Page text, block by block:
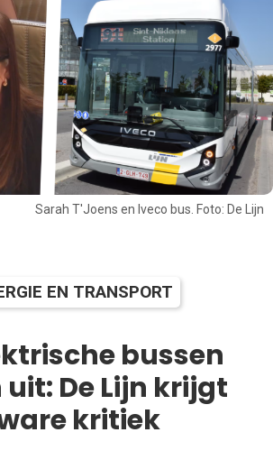
Sarah T'Joens en Iveco bus. Foto: De Lijn
EN TRANSPORT
bussen
De Lijn krijgt
kritiek